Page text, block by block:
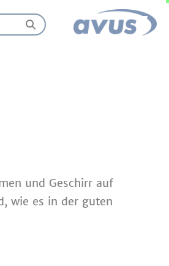
und Geschirr auf
wie es in der guten